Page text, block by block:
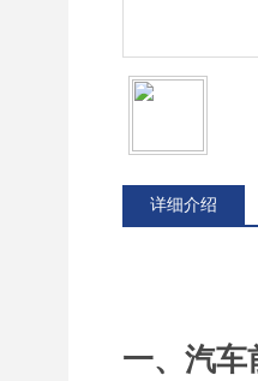
详细介绍
一、 汽车